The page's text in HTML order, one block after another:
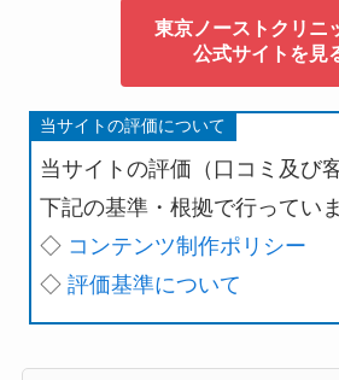
東京ノーストクリニ
公式サイトを見
当サイトの評価について
当サイトの評価（口コミ及び
下記の基準・根拠で行っていま
◇ コンテンツ制作ポリシー
◇評価基準について